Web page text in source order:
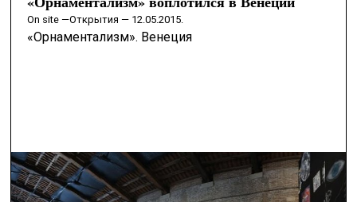
on site —Открытия — 12.05.2015.
«Орнаментализм». Венеция